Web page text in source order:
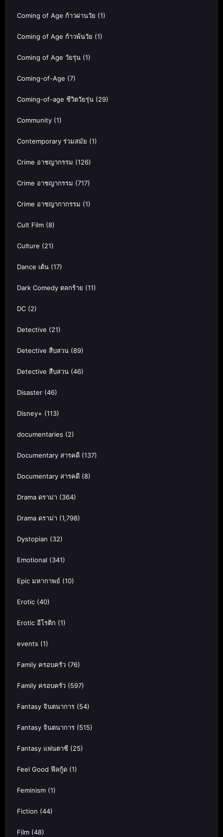
Coming of Age ก้าวผ่านวัย (1)
Coming of Age ก้าวพ้นวัย (1)
Coming of Age วัยรุ่น (1)
Coming-of-Age (7)
Coming-of-age ชีวิตวัยรุ่น (29)
Community (1)
Contemporary ร่วมสมัย (1)
Crime อาชญากรรม (126)
Crime อาชญากรรม (717)
Crime อาชญากากรรม (1)
Cult Film (8)
Culture (21)
Dance เต้น (17)
Dark Comedy ตลกร้าย (11)
DC (2)
Detective (21)
Detective สืบสวน (89)
Detective สืบสวน (46)
Disaster (46)
Disney+ (113)
documentaries (2)
Documentary สารคดี (137)
Documentary สารคดี (8)
Drama ดราม่า (364)
Drama ดราม่า (1,798)
Dystopian (32)
Emotional (341)
Epic มหากาพย์ (10)
Erotic (40)
Erotic อีโรติก (1)
events (1)
Family ครอบครัว (76)
Family ครอบครัว (597)
Fantasy จินตนาการ (54)
Fantasy จินตนาการ (515)
Fantasy แฟนตาซี (25)
Feel Good ฟีลกู้ด (1)
Feminism (1)
Fiction (44)
Film (48)